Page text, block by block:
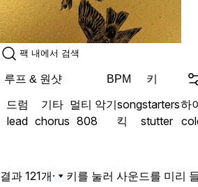
zero
루프 & 원샷 BPM 키
드럼 기타 멀티 악기songstarters하
lead chorus 808 킥 stutter
결과 121개· 키를 눌러 사운드를 미리